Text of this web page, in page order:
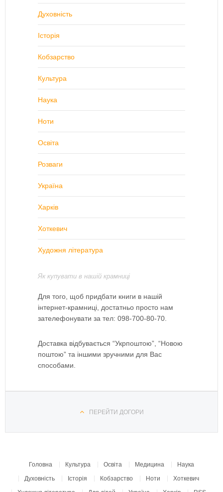
Духовність
Історія
Кобзарство
Культура
Наука
Ноти
Освіта
Розваги
Україна
Харків
Хоткевич
Художня література
Як купувати в нашій крамниці
Для того, щоб придбати книги в нашій
інтернет-крамниці, достатньо просто нам
зателефонувати за тел: 098-700-80-70.
Доставка відбувається “Укрпоштою”, “Новою
поштою” та іншими зручними для Вас
способами.
ПЕРЕЙТИ ДОГОРИ
Головна Культура Освіта Медицина
Наука
Духовність
Історія Кобзарство Ноти
Хоткевич